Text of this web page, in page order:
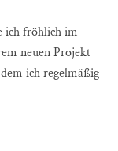
ich fröhlich im
neuen Projekt
ich regelmäßig